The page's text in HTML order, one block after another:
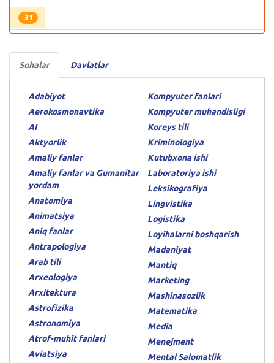
31
Sohalar Davlatlar
Adabiyot
Aerokosmonavtika
AI
Aktyorlik
Amaliy fanlar
Amaliy fanlar va Gumanitar
yordam
Anatomiya
Animatsiya
Aniq fanlar
Antrapologiya
Arab tili
Arxeologiya
Arxitektura
Astrofizika
Astronomiya
Atrof-muhit fanlari
Aviatsiya
Kompyuter fanlari
Kompyuter muhandisligi
Koreys tili
Kriminologiya
Kutubxona ishi
Laboratoriya ishi
Leksikografiya
Lingvistika
Logistika
Loyihalarni boshqarish
Madaniyat
Mantiq
Marketing
Mashinasozlik
Matematika
Media
Menejment
Mental Salomatlik